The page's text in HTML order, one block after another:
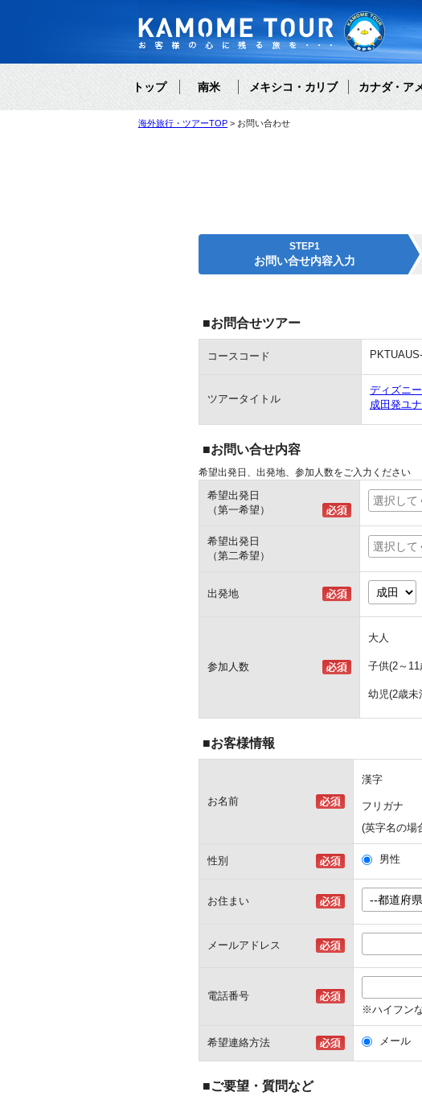
トップ 南米 メキシコ・カリブ カナダ・ア
海外旅行・ツアーTOP お問い合わせ
STEP1
お問い合せ内容入力
■お問合せツアー
コースコード
ツアータイトル
ディズニ
成田発ユ
■お問い合せ内容
希望出発日、出発地、参加人数をご入力ください
希望出発日
（第一希望）
希望出発日
（第二希望）
出発地
参加人数
大人
子供(2～11
幼児(2歳未
■お客様情報
お名前
漢字
フリガナ
(英字名の場
性別 男性
お住まい
メールアドレス
電話番号
※ハイフン
希望連絡方法 メール
■ご要望・質問など